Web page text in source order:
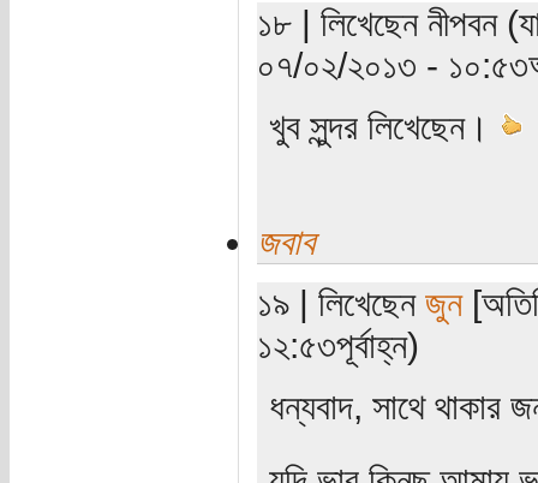
১৮ | লিখেছেন নীপবন
০৭/০২/২০১৩ -
খুব সুন্দর লিখেছেন।
জবাব
১৯ | লিখেছেন জুন
১২:৫৩পূর্বাহ্ন)
ধন্যবাদ, সাথে থাকার